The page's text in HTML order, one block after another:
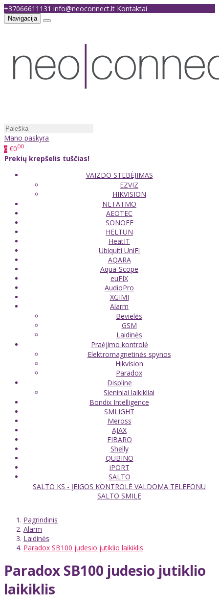
+37066611131 info@neoconnect.lt Kontaktai
Navigacija
Mano paskyra
0 €000
Prekių krepšelis tuščias!
VAIZDO STEBĖJIMAS
EZVIZ
HIKVISION
NETATMO
AEOTEC
SONOFF
HELTUN
HeatIT
Ubiquiti UniFi
AQARA
Aqua-Scope
euFIX
AudioPro
XGIMI
Alarm
Bevielės
GSM
Laidinės
Praėjimo kontrolė
Elektromagnetinės spynos
Hikvision
Paradox
Displine
Sieniniai laikikliai
Bondix Intelligence
SMLIGHT
Meross
AJAX
FIBARO
Shelly
QUBINO
iPORT
SALTO
SALTO KS - ĮEIGOS KONTROLĖ VALDOMA TELEFONU
SALTO SMILE
Pagrindinis
Alarm
Laidinės
Paradox SB100 judesio jutiklio laikiklis
Paradox SB100 judesio jutiklio
laikiklis